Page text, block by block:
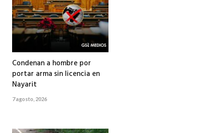
Condenan a hombre por
portar arma sin licencia en
Nayarit
7 agosto, 2026